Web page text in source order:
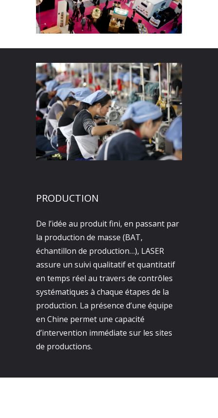
PRODUCTION
De l’idée au produit fini, en passant par
la production de masse (BAT,
échantillon de production…), LASER
assure un suivi qualitatif et quantitatif
en temps réel au travers de contrôles
systématiques à chaque étapes de la
production. La présence d’une équipe
en Chine permet une capacité
d’intervention immédiate sur les sites
de productions.